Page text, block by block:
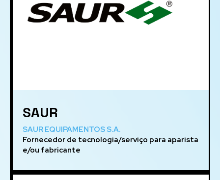
SAUR
SAUR EQUIPAMENTOS S.A.
Fornecedor de tecnologia/serviço para aparista
e/ou fabricante